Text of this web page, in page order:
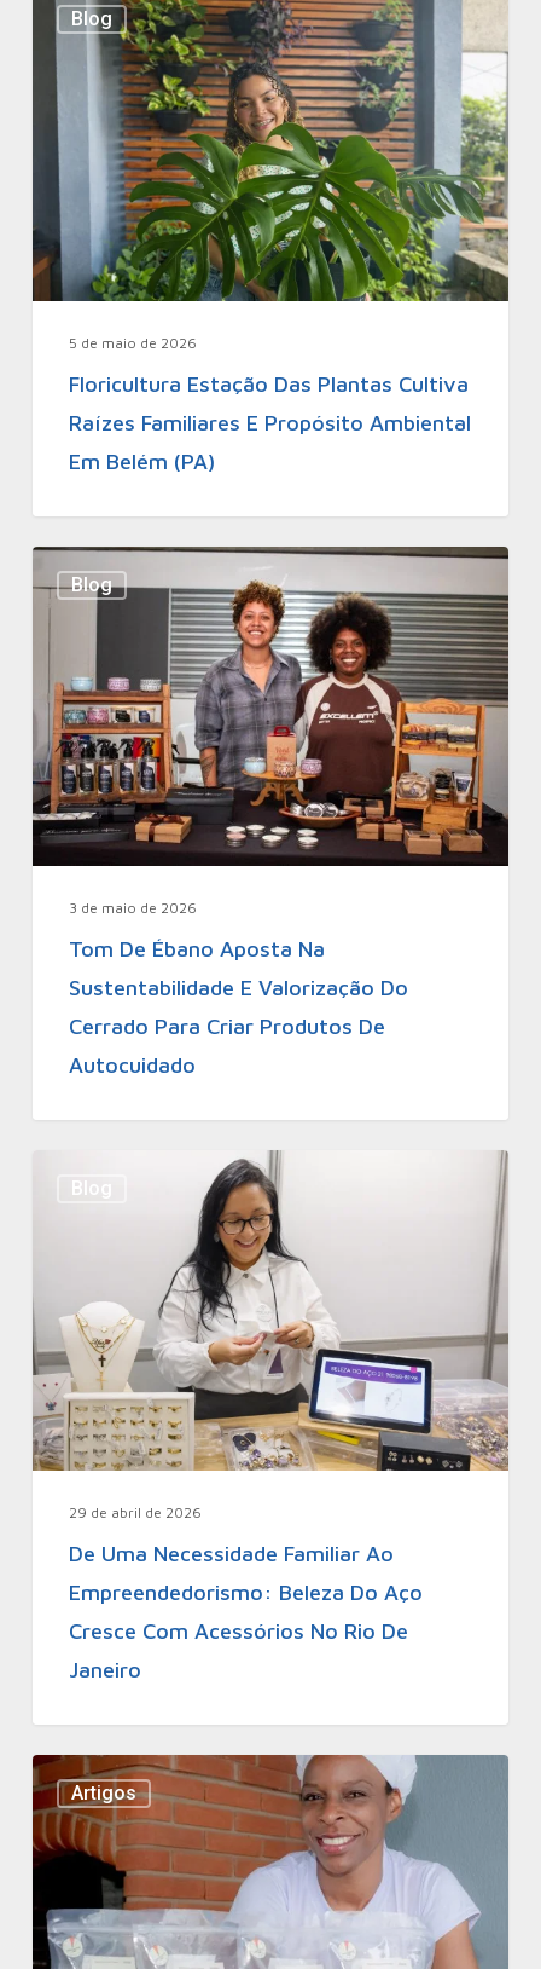
Blog
5 de maio de 2026
Floricultura Estação Das Plantas Cultiva
Raízes Familiares E Propósito Ambiental
Em Belém (PA)
Blog
3 de maio de 2026
Tom De Ébano Aposta Na
Sustentabilidade E Valorização Do
Cerrado Para Criar Produtos De
Autocuidado
Blog
29 de abril de 2026
De Uma Necessidade Familiar Ao
Empreendedorismo: Beleza Do Aço
Cresce Com Acessórios No Rio De
Janeiro
Artigos